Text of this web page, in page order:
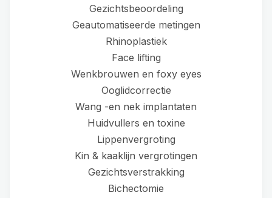
Gezichtsbeoordeling
Geautomatiseerde metingen
Rhinoplastiek
Face lifting
Wenkbrouwen en foxy eyes
Ooglidcorrectie
Wang -en nek implantaten
Huidvullers en toxine
Lippenvergroting
Kin & kaaklijn vergrotingen
Gezichtsverstrakking
Bichectomie